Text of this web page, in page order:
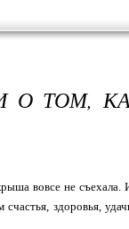
О ТОМ,
вовсе не съехала.
здоровья,